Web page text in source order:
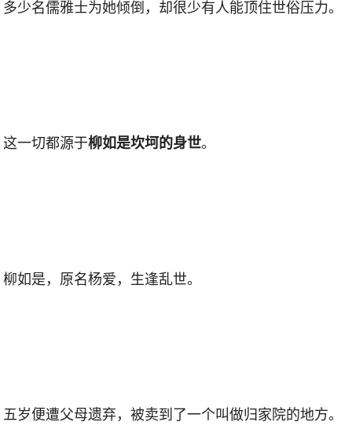
多少名儒雅士为她倾倒，却很少有人能顶住世俗压力。
这一切都源于柳如是坎坷的身世。
柳如是，原名杨爱，生逢乱世。
五岁便遭父母遗弃，被卖到了一个叫做归家院的地方。